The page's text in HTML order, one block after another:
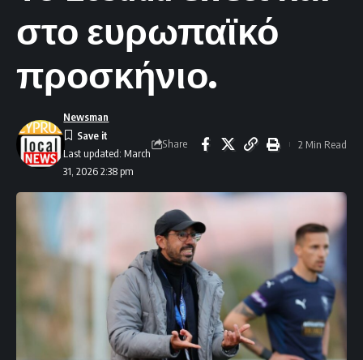
στο ευρωπαϊκό
προσκήνιο.
Last updated: March
31, 2026 2:38 pm
Newsman
Share 2 Min Read